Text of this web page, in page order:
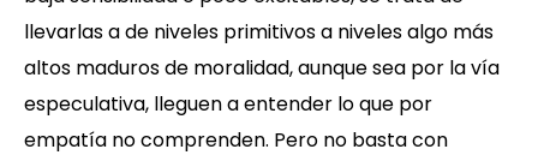
llevarlas a de niveles primitivos a niveles algo más
altos maduros de moralidad, aunque sea por la vía
especulativa, lleguen a entender lo que por
empatía no comprenden. Pero no basta con